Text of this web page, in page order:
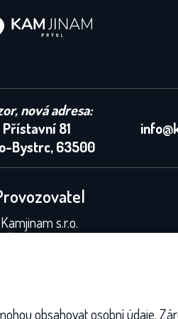
nová adresa:
Přístavní 81
Bystrc, 63500
Kamjinam s.r.o.
obsahovat osobní údaje.